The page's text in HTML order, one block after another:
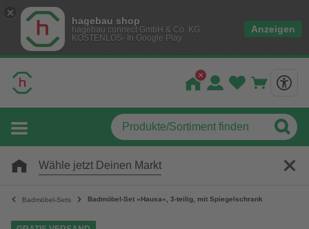
hagebau shop
hagebau connect GmbH & Co. KG
KOSTENLOS- In Google Play
Anzeigen
Wähle jetzt Deinen Markt
Badmöbel-Sets Badmöbel-Set »Hausa«, 3-teilig, mit Spiegelschrank